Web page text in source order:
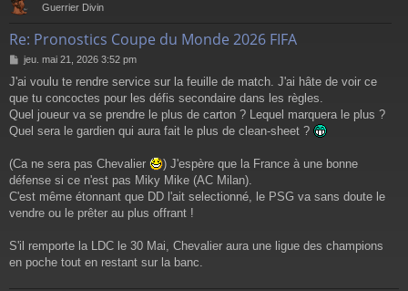
Guerrier Divin
Re: Pronostics Coupe du Monde 2026 FIFA
M
s
s
a
g
jeu. mai 21, 2026 3:52 pm
J'ai voulu te rendre service sur la feuille de match. J'ai hâte de voir ce
que tu concoctes pour les défis secondaire dans les règles.
Quel joueur va se prendre le plus de carton ? Lequel marquera le plus ?
Quel sera le gardien qui aura fait le plus de clean-sheet ?
(Ca ne sera pas Chevalier
) J'espère que la France à une bonne
défense si ce n'est pas Miky Mike (AC Milan).
C'est même étonnant que DD l'ait selectionné, le PSG va sans doute le
vendre ou le prêter au plus offrant !
S'il remporte la LDC le 30 Mai, Chevalier aura une ligue des champions
en poche tout en restant sur la banc.